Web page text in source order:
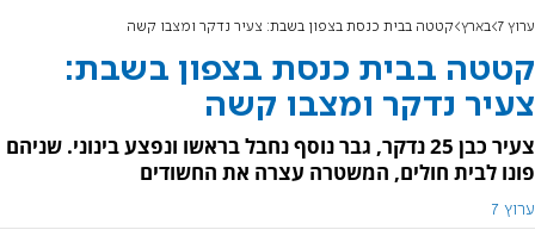
ערוץ 7 בארץ קטטה בבית כנסת בצפון בשבת: צעיר נדקר ומצבו קשה
קטטה בבית כנסת בצפון בשבת:
צעיר נדקר ומצבו קשה
צעיר כבן 25 נדקר, גבר נוסף נחבל בראשו ונפצע בינוני. שניהם
פונו לבית חולים, המשטרה עצרה את החשודים
ערוץ 7